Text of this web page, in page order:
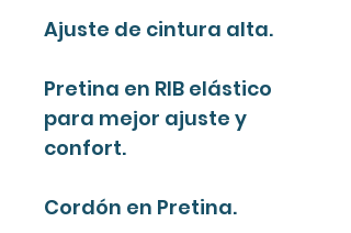
Ajuste de cintura alta.
Pretina en RIB elástico
para mejor ajuste y
confort.
Cordón en Pretina.